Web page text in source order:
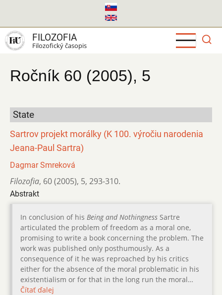
hlavný
obsah
FILOZOFIA
Filozofický časopis
Ročník 60 (2005), 5
State
Sartrov projekt morálky (K 100. výročiu narodenia
Jeana-Paul Sartra)
Dagmar Smreková
Filozofia, 60 (2005), 5, 293-310.
Abstrakt
In conclusion of his Being and Nothingness Sartre
articulated the problem of freedom as a moral one,
promising to write a book concerning the problem. The
work was published only posthumously. As a
consequence of it he was reproached by his critics
either for the absence of the moral problematic in his
existentialism or for that in the long run the moral…
Čítať ďalej